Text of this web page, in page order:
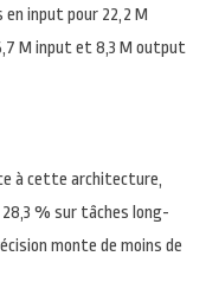
en input pour 22,2 M
M input et 8,3 M output
à cette architecture,
% sur tâches long-
monte de moins de